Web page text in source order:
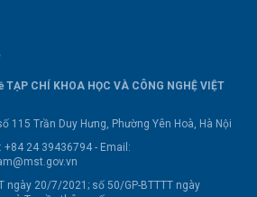
CHÍ KHOA HỌC VÀ CÔNG NGHỆ VIỆT
115 Trần Duy Hưng, Phường Yên Hoà, Hà Nội
+84 24 39436794 - Email:
ngày 20/7/2021; số 50/GP-BTTTT ngày